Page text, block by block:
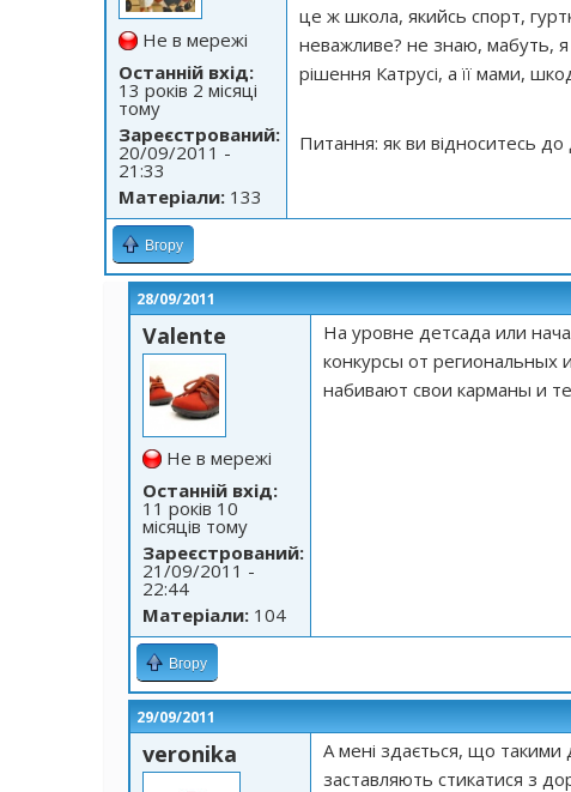
Не в мережі
Останній вхід:
13 років 2 місяці
тому
Зареєстрований:
20/09/2011 -
21:33
Матеріали: 133
це ж школа, якийсь спорт,
неважливе? не знаю, мабуть,
рішення Катрусі, а її мами,
Питання: як ви відноситесь до
Вгору
28/09/2011
Valente
Не в мережі
Останній вхід:
11 років 10
місяців тому
Зареєстрований:
21/09/2011 -
22:44
Матеріали: 104
На уровне детсада или
конкурсы от региональных
набивают свои карманы и
Вгору
29/09/2011
veronika
А мені здається, що такими
заставляють стикатися з